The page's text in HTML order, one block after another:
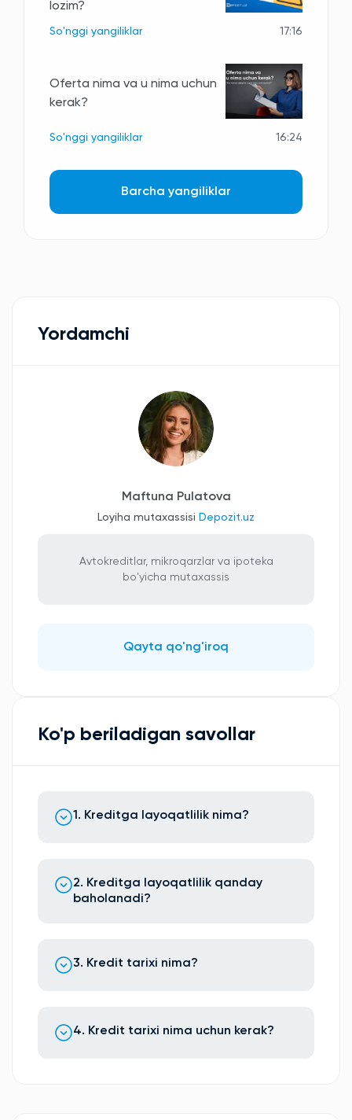
lozim?
So'nggi yangiliklar 17:16
Oferta nima va u nima uchun
kerak?
So'nggi yangiliklar 16:24
Barcha yangiliklar
Yordamchi
Maftuna Pulatova
Loyiha mutaxassisi Depozit.uz
Avtokreditlar, mikroqarzlar va ipoteka
bo'yicha mutaxassis
Qayta qo'ng'iroq
Ko'p beriladigan savollar
1. Kreditga layoqatlilik nima?
2. Kreditga layoqatlilik qanday
baholanadi?
3. Kredit tarixi nima?
4. Kredit tarixi nima uchun kerak?